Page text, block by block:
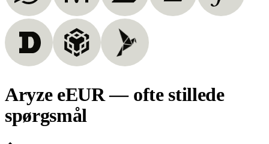
Aryze eEUR — ofte stillede
spørgsmål